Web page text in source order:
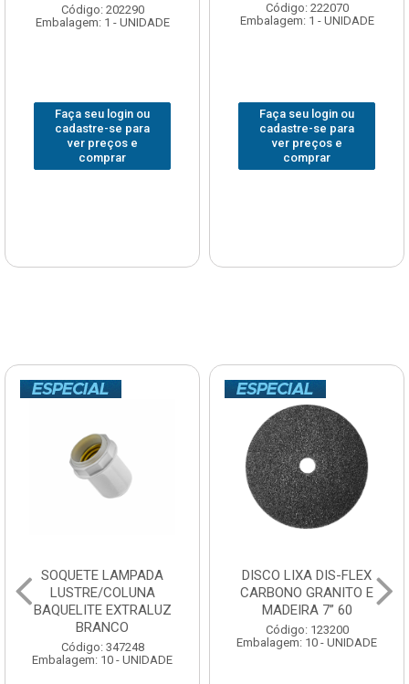
Código: 202290
Embalagem: 1 - UNIDADE
Faça seu login ou
cadastre-se para
ver preços e
comprar
Código: 222070
Embalagem: 1 - UNIDADE
Faça seu login ou
cadastre-se para
ver preços e
comprar
SOQUETE LAMPADA
LUSTRE/COLUNA
BAQUELITE EXTRALUZ
BRANCO
Código: 347248
Embalagem: 10 - UNIDADE
DISCO LIXA DIS-FLEX
CARBONO GRANITO E
MADEIRA 7” 60
Código: 123200
Embalagem: 10 - UNIDADE